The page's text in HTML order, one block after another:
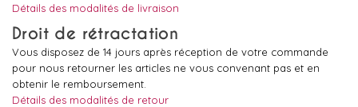
Détails des modalités de livraison
Droit de rétractation
Vous disposez de 14 jours après réception de votre commande
pour nous retourner les articles ne vous convenant pas et en
obtenir le remboursement.
Détails des modalités de retour